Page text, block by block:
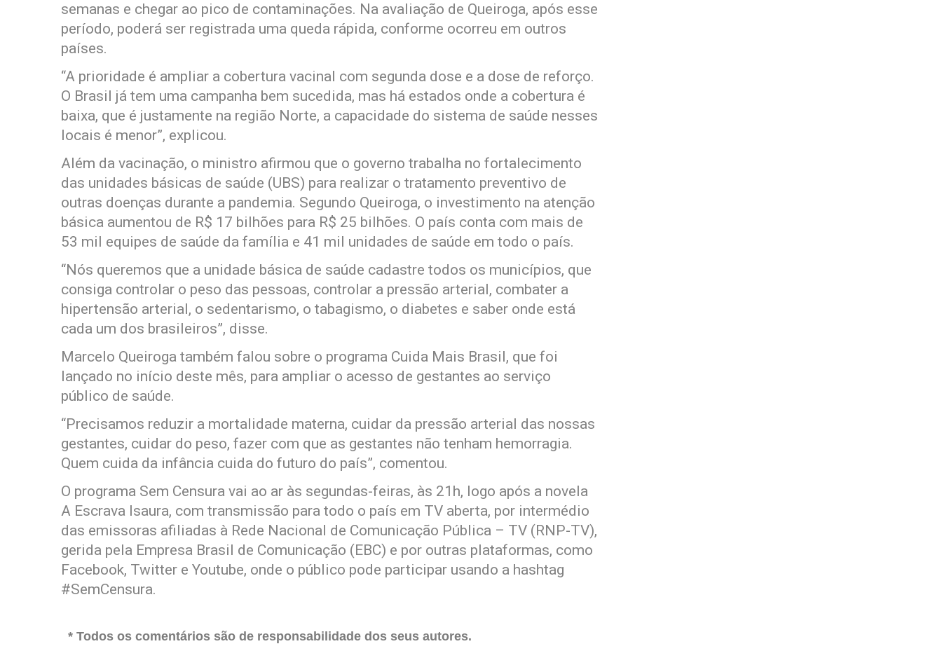
semanas e chegar ao pico de contaminações. Na avaliação de Queiroga, após esse
período, poderá ser registrada uma queda rápida, conforme ocorreu em outros
países.
“A prioridade é ampliar a cobertura vacinal com segunda dose e a dose de reforço.
O Brasil já tem uma campanha bem sucedida, mas há estados onde a cobertura é
baixa, que é justamente na região Norte, a capacidade do sistema de saúde nesses
locais é menor”, explicou.
Além da vacinação, o ministro afirmou que o governo trabalha no fortalecimento
das unidades básicas de saúde (UBS) para realizar o tratamento preventivo de
outras doenças durante a pandemia. Segundo Queiroga, o investimento na atenção
básica aumentou de R$ 17 bilhões para R$ 25 bilhões. O país conta com mais de
53 mil equipes de saúde da família e 41 mil unidades de saúde em todo o país.
“Nós queremos que a unidade básica de saúde cadastre todos os municípios, que
consiga controlar o peso das pessoas, controlar a pressão arterial, combater a
hipertensão arterial, o sedentarismo, o tabagismo, o diabetes e saber onde está
cada um dos brasileiros”, disse.
Marcelo Queiroga também falou sobre o programa Cuida Mais Brasil, que foi
lançado no início deste mês, para ampliar o acesso de gestantes ao serviço
público de saúde.
“Precisamos reduzir a mortalidade materna, cuidar da pressão arterial das nossas
gestantes, cuidar do peso, fazer com que as gestantes não tenham hemorragia.
Quem cuida da infância cuida do futuro do país”, comentou.
O programa Sem Censura vai ao ar às segundas-feiras, às 21h, logo após a novela
A Escrava Isaura, com transmissão para todo o país em TV aberta, por intermédio
das emissoras afiliadas à Rede Nacional de Comunicação Pública – TV (RNP-TV),
gerida pela Empresa Brasil de Comunicação (EBC) e por outras plataformas, como
Facebook, Twitter e Youtube, onde o público pode participar usando a hashtag
#SemCensura.
* Todos os comentários são de responsabilidade dos seus autores.